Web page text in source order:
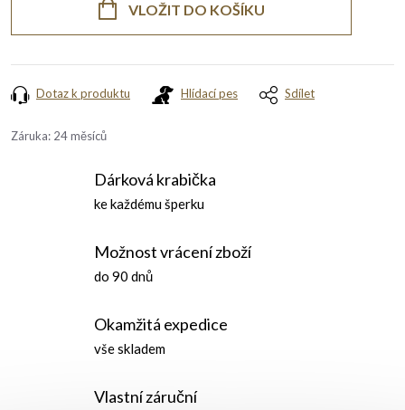
VLOŽIT DO KOŠÍKU
Dotaz k produktu Hlídací pes Sdílet
Záruka: 24 měsíců
Dárková krabička
ke každému šperku
Možnost vrácení zboží
do 90 dnů
Okamžitá expedice
vše skladem
Vlastní záruční